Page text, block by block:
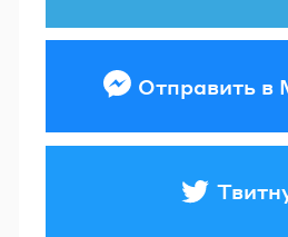
Отправить в